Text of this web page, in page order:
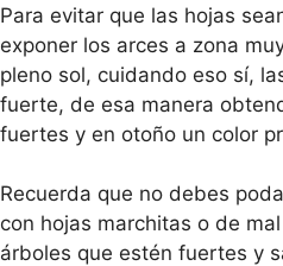
Para evitar que las hojas
exponer los arces a zona
pleno sol, cuidando eso sí,
fuerte, de esa manera
fuertes y en otoño un color
Recuerda que no debes
con hojas marchitas o de
árboles que estén fuertes y